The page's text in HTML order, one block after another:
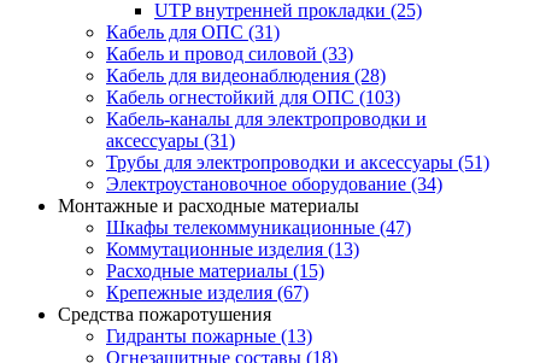
UTP внутренней прокладки (25)
Кабель для ОПС (31)
Кабель и провод силовой (33)
Кабель для видеонаблюдения (28)
Кабель огнестойкий для ОПС (103)
Кабель-каналы для электропроводки и
аксессуары (31)
Трубы для электропроводки и аксессуары (51)
Электроустановочное оборудование (34)
Монтажные и расходные материалы
Шкафы телекоммуникационные (47)
Коммутационные изделия (13)
Расходные материалы (15)
Крепежные изделия (67)
Средства пожаротушения
Гидранты пожарные (13)
Огнезащитные составы (18)